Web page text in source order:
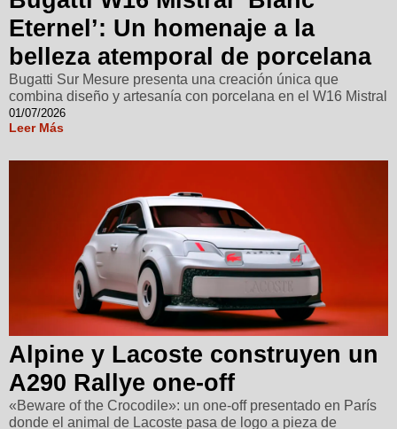
Eternel’: Un homenaje a la
belleza atemporal de porcelana
Bugatti Sur Mesure presenta una creación única que
combina diseño y artesanía con porcelana en el W16 Mistral
01/07/2026
Leer Más
Alpine y Lacoste construyen un
A290 Rallye one-off
«Beware of the Crocodile»: un one-off presentado en París
donde el animal de Lacoste pasa de logo a pieza de